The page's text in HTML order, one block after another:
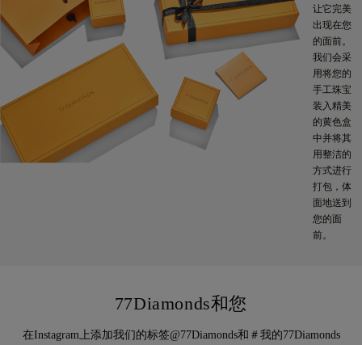
让它完美
出现在您
的面前。
我们会采
用将您的
手工珠宝
装入精美
的黄色盒
中并将其
用整洁的
方式进行
打包，体
面地送到
您的面
前。
77Diamonds和您
在Instagram上添加我们的标签@77Diamonds和＃我的77Diamonds